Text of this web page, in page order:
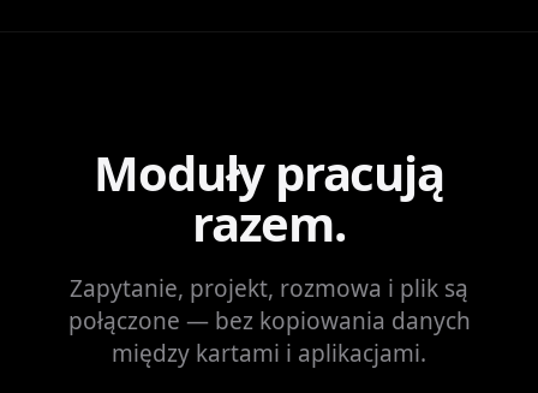
Moduły pracują
razem.
Zapytanie, projekt, rozmowa i plik są
połączone — bez kopiowania danych
między kartami i aplikacjami.